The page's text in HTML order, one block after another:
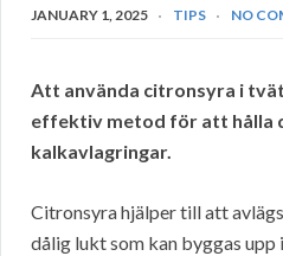
JANUARY 1, 2025 TIPS NO
Att använda citronsyra i
effektiv metod för att hålla
kalkavlagringar.
Citronsyra hjälper till att
dålig lukt som kan byggas upp